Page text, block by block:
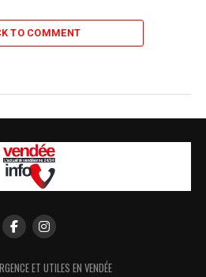
TO COMMENT
ET UTILES EN VENDÉE